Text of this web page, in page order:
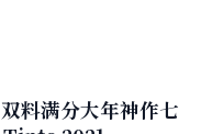
料满分大年神作七